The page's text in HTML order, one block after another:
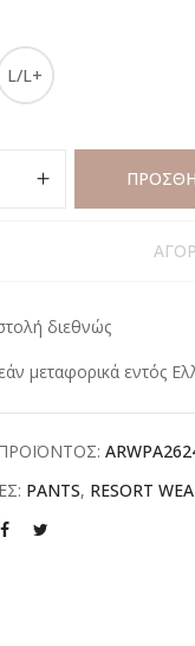
L/L+
διεθνώς
μεταφορικά εντός
PANTS, RESORT